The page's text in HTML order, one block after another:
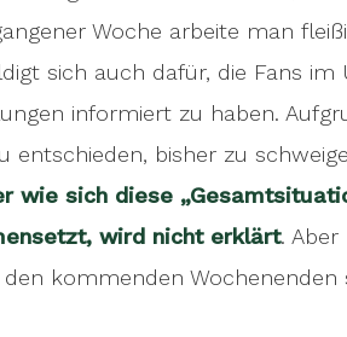
Woche arbeite man
sich auch dafür, die Fans
informiert zu haben.
entschieden, bisher zu
wie sich diese
wird nicht erklärt. Aber
kommenden Wochenenden